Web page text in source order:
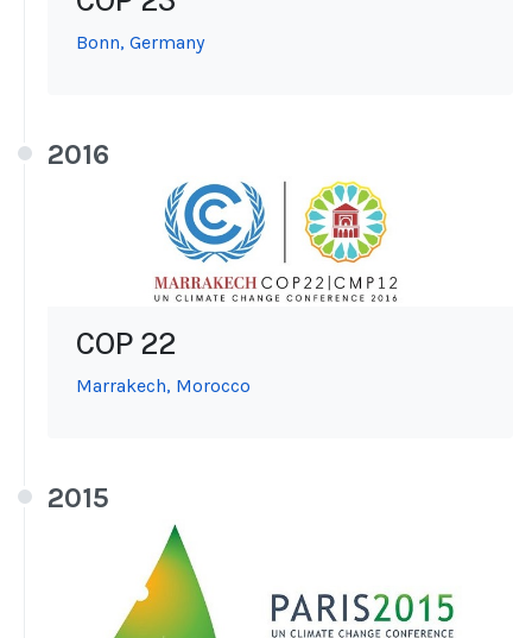
Bonn, Germany
2016
COP 22
Marrakech, Morocco
2015